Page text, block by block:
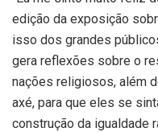
edição da exposição
isso dos grandes
gera reflexões sobre o
nações religiosos, além
axé, para que eles se
construção da igualdade